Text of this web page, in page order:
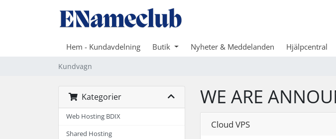
Hem - Kundavdelning Butik Nyheter & Meddelanden Hjälpcentral
Kundvagn
Kategorier
Web Hosting BDIX
Shared Hosting
WE ARE
Cloud VPS